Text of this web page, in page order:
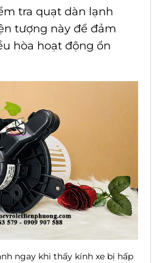
tra quạt dàn lạnh
tượng này để đảm
hòa hoạt động ổn
ngay khi thấy kính xe bị hấp